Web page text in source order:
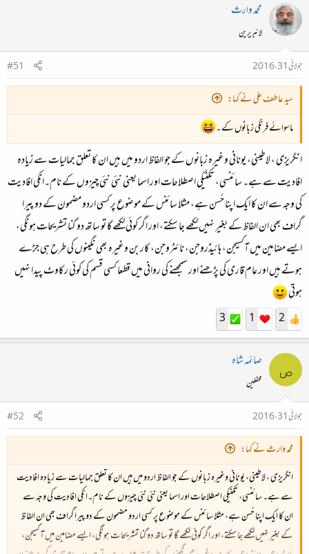
محمد وارث
لائبریرین
جولائی 31، 2016
#51
سید عاطف علی نے کہا:
ماسوائے فرنگی زبانوں کے ۔
انگریزی ، لاطینی، یونانی وغیرہ زبانوں کے جو الفاظ اردو میں ہیں ان کا تعلق جمالیات سے زیادہ
افادیت سے ہے۔ سائنسی، تکنیکی اصطلاحات اور اسما یعنی نئی نئی چیزوں کے نام۔انکی افادیت
کی وجہ سے ان کا ایک اپنا حُسن ہے، مثلا سائنس کے موضوع پر کسی اردو مضمون کے دو پیرا
گراف بھی ان الفاظ کے بغیر نہیں لکھے جا سکتے، اور اگر کوئی لکھے گا تو ساتھ دو گنا تشریحات ہونگی،
ایسے مضامین میں آکسیجن، ہائیڈروجن، نائٹروجن، کاربن وغیرہ بھی نگینوں کی طرح ہی جڑے
ہوتے ہیں اور عام قاری کی پڑھنے اور سمجھنے کی روانی میں قطعا کسی قسم کی کوئی رکاوٹ پیدا نہیں
ہوتی
2
1
3
ص صائمہ شاہ
محفلین
جولائی 31، 2016
#52
محمد وارث نے کہا:
انگریزی ، لاطینی، یونانی وغیرہ زبانوں کے جو الفاظ اردو میں ہیں ان کا تعلق جمالیات سے زیادہ افادیت
سے ہے۔ سائنسی، تکنیکی اصطلاحات اور اسما یعنی نئی نئی چیزوں کے نام۔انکی افادیت کی وجہ سے
ان کا ایک اپنا حُسن ہے، مثلا سائنس کے موضوع پر کسی اردو مضمون کے دو پیرا گراف بھی ان الفاظ
کے بغیر نہیں لکھے جا سکتے، اور اگر کوئی لکھے گا تو ساتھ دو گنا تشریحات ہونگی، ایسے مضامین میں آکسیجن،